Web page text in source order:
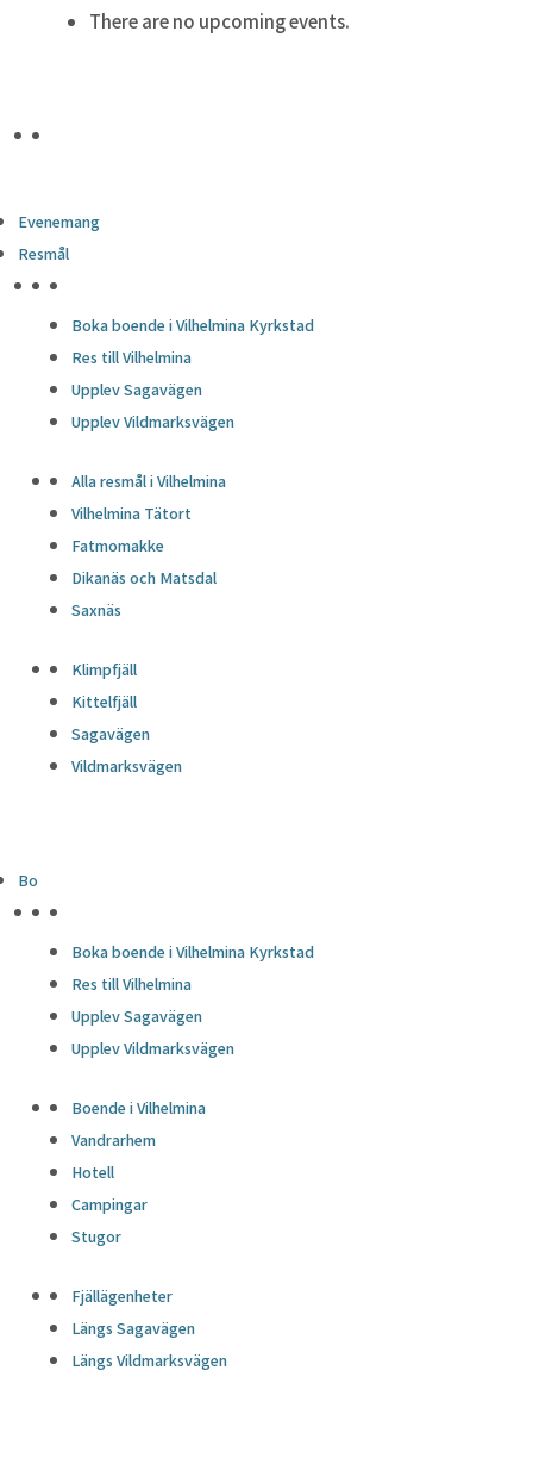
There are no upcoming events.
Evenemang
Resmål
Boka boende i Vilhelmina Kyrkstad
Res till Vilhelmina
Upplev Sagavägen
Upplev Vildmarksvägen
Alla resmål i Vilhelmina
Vilhelmina Tätort
Fatmomakke
Dikanäs och Matsdal
Saxnäs
Klimpfjäll
Kittelfjäll
Sagavägen
Vildmarksvägen
Bo
Boka boende i Vilhelmina Kyrkstad
Res till Vilhelmina
Upplev Sagavägen
Upplev Vildmarksvägen
Boende i Vilhelmina
Vandrarhem
Hotell
Campingar
Stugor
Fjällägenheter
Längs Sagavägen
Längs Vildmarksvägen